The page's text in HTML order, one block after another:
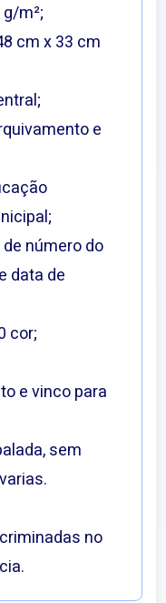
m²;
cm x 33 cm
e
número do
data de
cor;
e vinco para
sem
no